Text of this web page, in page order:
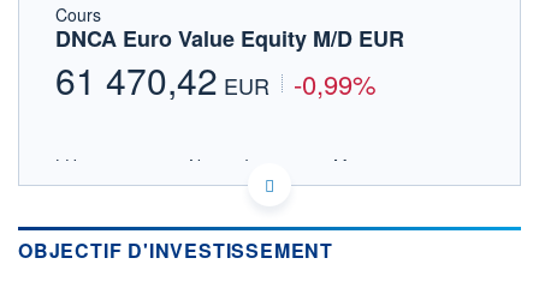
FORUM
Cours
DNCA Euro Value Equity M/D EUR
61 470,42 EUR -0,99%
LU0935226133 - Natixis Investment Managers
International
Consulter le prospectus / DIC
OBJECTIF D'INVESTISSEMENT